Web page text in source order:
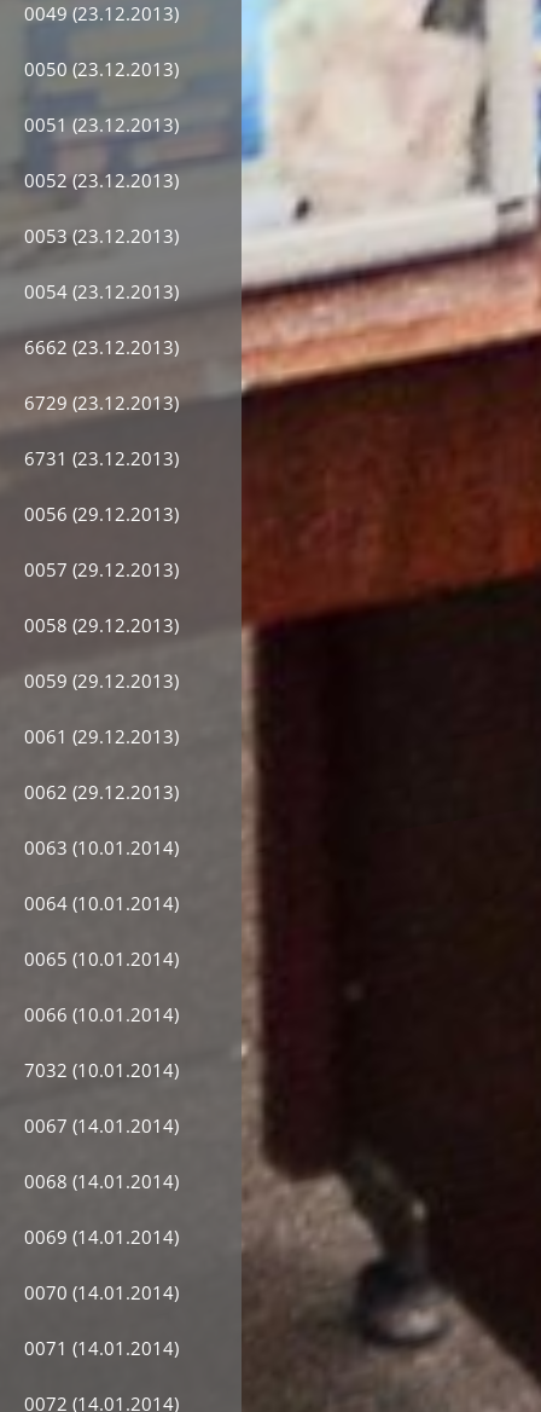
0049 (23.12.2013)
0050 (23.12.2013)
0051 (23.12.2013)
0052 (23.12.2013)
0053 (23.12.2013)
0054 (23.12.2013)
6662 (23.12.2013)
6729 (23.12.2013)
6731 (23.12.2013)
0056 (29.12.2013)
0057 (29.12.2013)
0058 (29.12.2013)
0059 (29.12.2013)
0061 (29.12.2013)
0062 (29.12.2013)
0063 (10.01.2014)
0064 (10.01.2014)
0065 (10.01.2014)
0066 (10.01.2014)
7032 (10.01.2014)
0067 (14.01.2014)
0068 (14.01.2014)
0069 (14.01.2014)
0070 (14.01.2014)
0071 (14.01.2014)
0072 (14.01.2014)